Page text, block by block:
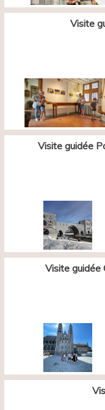
Visite
Visite guidée
Visite guidée